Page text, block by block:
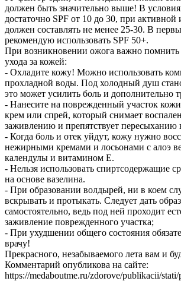
должен быть значительно выше! В
достаточно SPF от 10 до 30, при активной
должен составлять не менее 25-30. В
рекомендую использовать SPF 50+.
При возникновении ожога важно
ухода за кожей:
- Охладите кожу! Можно использовать
прохладной воды. Под холодный душ
это может усилить боль и дополнительно
- Нанесите на поврежденный участок
крем или спрей, который снимает
заживлению и препятствует пересыханию
- Когда боль и отек уйдут, кожу нужно
нежирными кремами и лосьонами с алоэ
календулы и витамином Е.
- Нельзя использовать спиртсодержащие
на основе вазелина.
- При образовании волдырей, ни в коем
вскрывать и протыкать. Следует дать
самостоятельно, ведь под ней проходит
заживление поврежденного участка;
- При ухудшении общего состояния
врачу!
Прекрасного, незабываемого лета вам и
Комментарий опубликова на сайте:
https://medaboutme.ru/zdorove/publikacii/